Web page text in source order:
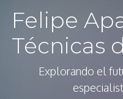
Felipe
Técnicas
Explorando el